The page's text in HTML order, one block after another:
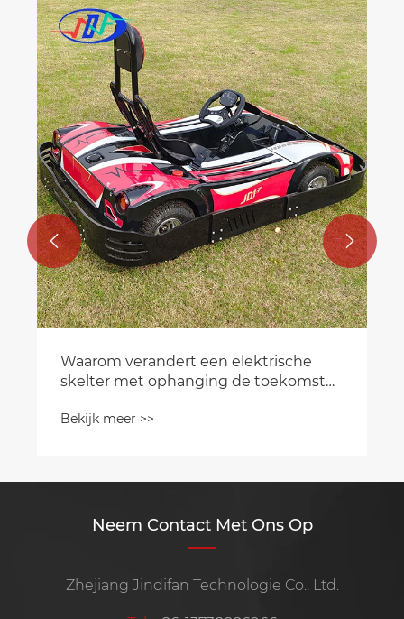
Waarom is een snel afneembare accu-
skelter de toekomst van elektrisch
racen?
Bekijk meer >>
 
Neem Contact Met Ons Op
Zhejiang Jindifan Technologie Co., Ltd.